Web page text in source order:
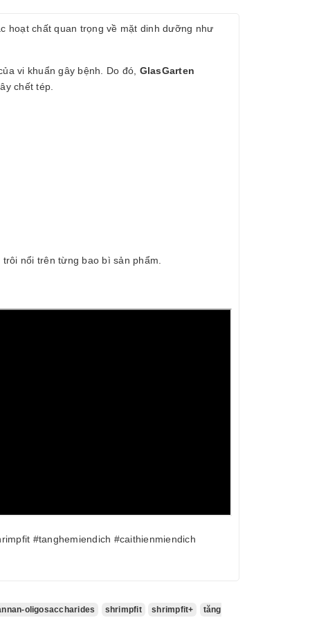
hoạt chất quan trọng về mặt dinh dưỡng như
vi khuẩn gây bệnh. Do đó, GlasGarten
chết tép.
nổi trên từng bao bì sản phẩm.
#tanghemiendich #caithienmiendich
oligosaccharides shrimpfit shrimpfit+ tăng